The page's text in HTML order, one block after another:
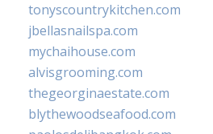
tonyscountrykitchen.com
jbellasnailspa.com
mychaihouse.com
alvisgrooming.com
thegeorginaestate.com
blythewoodseafood.com